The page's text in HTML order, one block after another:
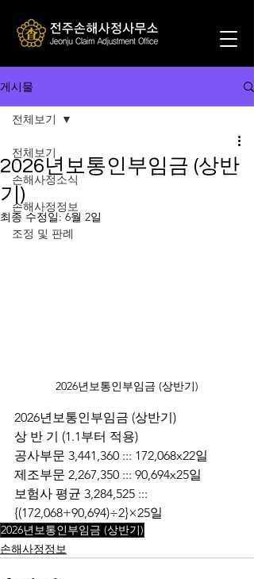
게시물
전체보기
손해사정소식
손해사정정보
조정 및 판례
전체보기
2026년보통인부임금 (상반
기)
최종 수정일:6월 2일
2026년보통인부임금 (상반기)
2026년보통인부임금 (상반기)
상 반 기 (1.1부터 적용)
공사부문 3,441,360 ::: 172,068x22일
제조부문 2,267,350 ::: 90,694x25일
보험사 평균 3,284,525 :::
{(172,068+90,694)÷2}×25일
2026년보통인부임금 (상반기)
손해사정정보